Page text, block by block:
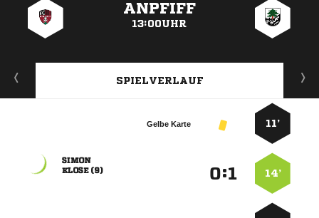
ANPFIFF
13:00UHR
SPIELVERLAUF
11’
Gelbe Karte
14’
:

 